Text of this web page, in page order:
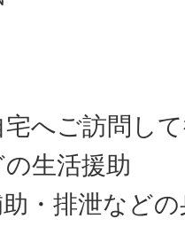
へご訪問し
生活援助
・排泄など